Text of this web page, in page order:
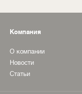
Компания
О компании
Новости
Статьи